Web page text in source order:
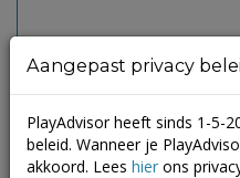
Aangepast privacy
PlayAdvisor heeft sinds 1-5-
beleid. Wanneer je
akkoord. Lees hier ons